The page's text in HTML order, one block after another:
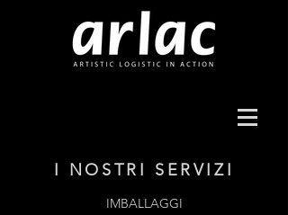
I NOSTRI SERVIZI
IMBALLAGGI